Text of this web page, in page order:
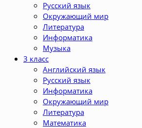
Русский язык
Окружающий мир
Литература
Информатика
Музыка
3 класс
Английский язык
Русский язык
Информатика
Окружающий мир
Литература
Математика